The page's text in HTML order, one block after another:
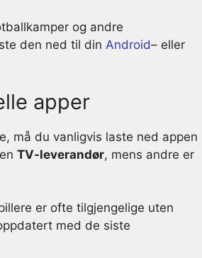
og andre
den ned til din Android– eller
apper
må du vanligvis laste ned appen
TV-leverandør, mens andre er
er ofte tilgjengelige uten
med de siste